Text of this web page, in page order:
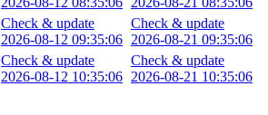
Check & update
2026-08-12 09:35:06
Check & update
2026-08-12 10:35:06
Check & update
2026-08-21 09:35:06
Check & update
2026-08-21 10:35:06